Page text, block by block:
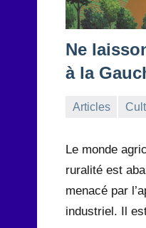
Ne
à la
Articles
Le monde
ruralité est
menacé par
industriel. Il